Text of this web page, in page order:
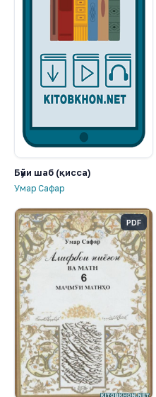
Бӯйи шаб (қисса)
Умар Сафар
PDF